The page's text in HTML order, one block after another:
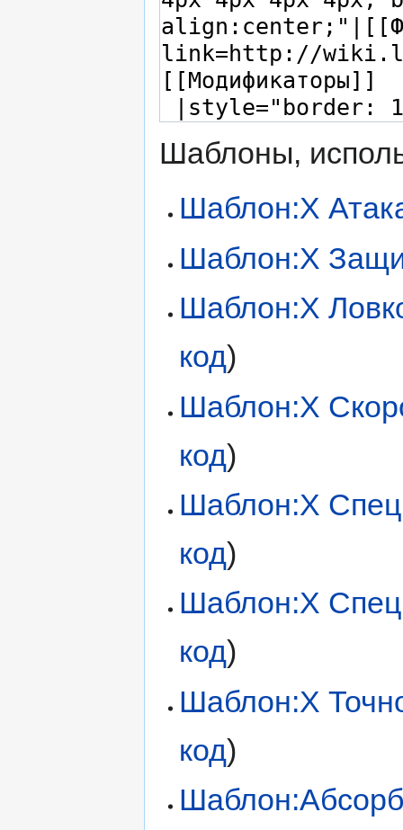
Шаблоны,
Шаблон:X
Шаблон:X
Шаблон:X
код)
Шаблон:X
код)
Шаблон:X
код)
Шаблон:X
код)
Шаблон:X
код)